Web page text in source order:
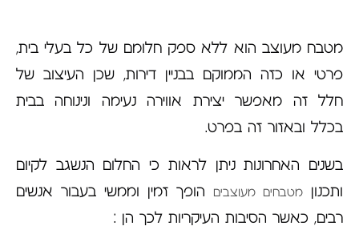
מטבח מעוצב הוא ללא ספק חלומם של כל בעלי בית,
פרטי או כזה הממוקם בבניין דירות, שכן העיצוב של
חלל זה מאפשר יצירת אווירה נעימה ונינוחה בבית
בכלל ובאזור זה בפרט.
בשנים האחרונות ניתן לראות כי החלום הנשגב לקיום
ותכנון
מטבחים מעוצבים
הופך זמין וממשי בעבור אנשים
רבים, כאשר הסיבות העיקריות לכך הן :